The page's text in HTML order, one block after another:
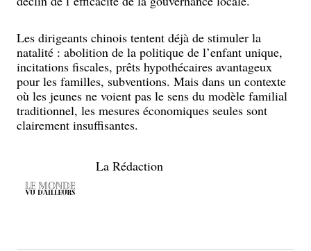
Les dirigeants chinois tentent déjà de stimuler la
natalité : abolition de la politique de l’enfant unique,
incitations fiscales, prêts hypothécaires avantageux
pour les familles, subventions. Mais dans un contexte
où les jeunes ne voient pas le sens du modèle familial
traditionnel, les mesures économiques seules sont
clairement insuffisantes.
La Rédaction